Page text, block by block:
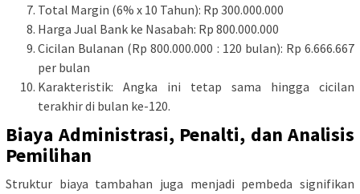
Total Margin (6% x 10 Tahun): Rp 300.000.000
Harga Jual Bank ke Nasabah: Rp 800.000.000
Cicilan Bulanan (Rp 800.000.000 : 120 bulan): Rp 6.666.667
per bulan
Karakteristik: Angka ini tetap sama hingga cicilan
terakhir di bulan ke-120.
Biaya Administrasi, Penalti, dan Analisis
Pemilihan
Struktur biaya tambahan juga menjadi pembeda signifikan